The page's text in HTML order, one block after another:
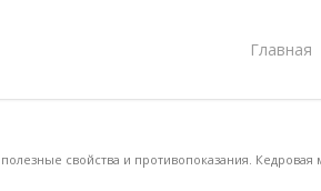
Главная
свойства и противопоказания.